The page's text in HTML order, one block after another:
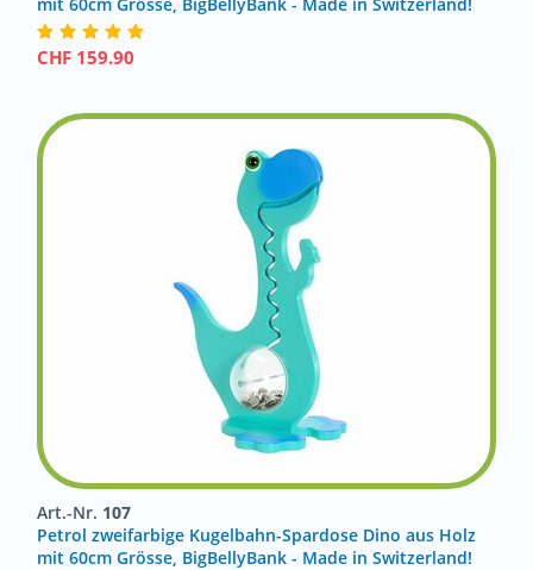
CHF 159.90
Art.-Nr. 107
Petrol zweifarbige Kugelbahn-Spardose Dino aus Holz
mit 60cm Grösse, BigBellyBank - Made in Switzerland!